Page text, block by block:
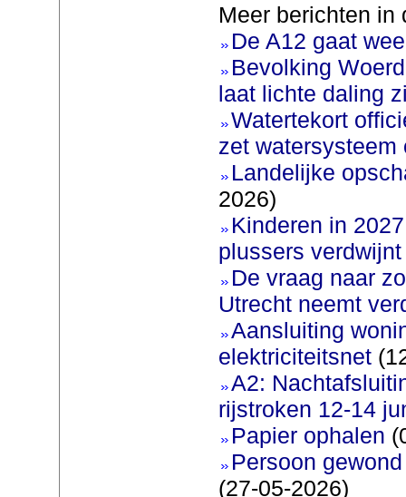
Meer berichten in
De A12 gaat
Bevolking
laat lichte daling
Watertekort
zet watersysteem
Landelijke
2026)
Kinderen in
plussers verdwijnt
De vraag naar
Utrecht neemt
Aansluiting
elektriciteitsnet
A2:
rijstroken 12-14
Papier ophalen
Persoon
(27-05-2026)